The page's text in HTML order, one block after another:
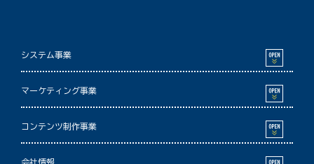
システム事業
マーケティング事業
コンテンツ制作事業
会社情報